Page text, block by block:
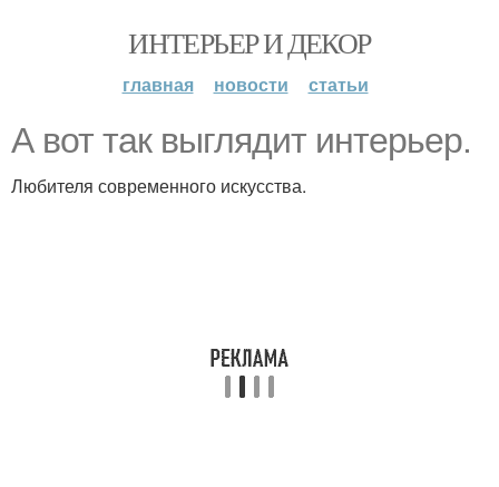
ИНТЕРЬЕР И ДЕКОР
главная новости статьи
А вот так выглядит интерьер.
Любителя современного искусства.